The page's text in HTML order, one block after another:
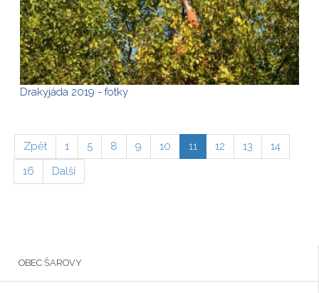
Drakyjáda 2019 - fotky
Zpět 1 5 8 9 10 11 12 13
14
16
Další
OBEC ŠAROVY